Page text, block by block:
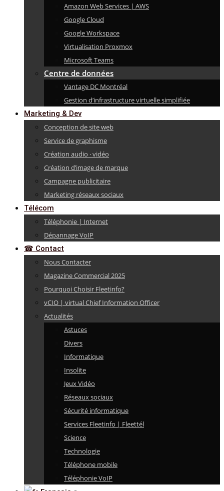
Amazon Web Services | AWS
Google Cloud
Google Workspace
Virtualisation Proxmox
Microsoft Teams
Centre de données
Vantage DC Montréal
Gestion d’infrastructure virtuelle simplifiée
Marketing & Dev
Conception de site web
Service de graphisme
Création audio · vidéo
Création d’image de marque
Campagne publicitaire
Marketing réseaux sociaux
Télécom
Téléphonie | Internet
Dépannage VoIP
☎ Contact
Nous Contacter
Magazine Commercial 2025
Pourquoi Choisir Fleetinfo?
vCIO | virtual Chief Information Officer
Actualités
Astuces
Divers
Informatique
Insolite
Jeux Vidéo
Réseaux sociaux
Sécurité informatique
Services Fleetinfo | Fleettél
Science
Technologie
Téléphone mobile
Téléphonie VoIP